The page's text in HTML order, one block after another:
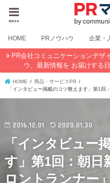
menu
HOME PRノウハウ 企業・
PR会社コミュニケーションデザ
ウ、最新情報を お届けする
HOME
商品・サービスPR
「インタビュー掲載のコツ教えます」第1
2016.12.01 2020.01.30
「インタビュー
す」第1回：朝
ロントランナー」